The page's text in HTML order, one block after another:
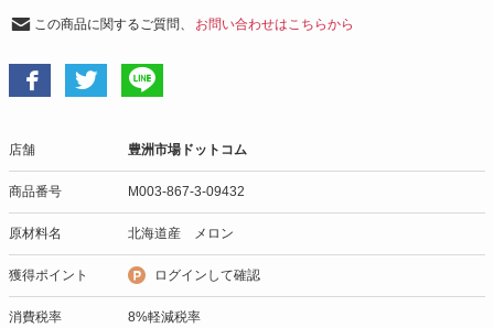
この商品に関するご質問、 お問い合わせはこちらから
店舗 豊洲市場ドットコム
商品番号 M003-867-3-09432
原材料名 北海道産 メロン
獲得ポイント ログインして確認
消費税率 8%軽減税率